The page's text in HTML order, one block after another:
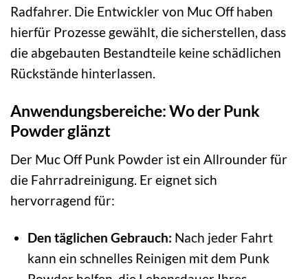
Radfahrer. Die Entwickler von Muc Off haben
hierfür Prozesse gewählt, die sicherstellen, dass
die abgebauten Bestandteile keine schädlichen
Rückstände hinterlassen.
Anwendungsbereiche: Wo der Punk
Powder glänzt
Der Muc Off Punk Powder ist ein Allrounder für
die Fahrradreinigung. Er eignet sich
hervorragend für:
Den täglichen Gebrauch: Nach jeder Fahrt
kann ein schnelles Reinigen mit dem Punk